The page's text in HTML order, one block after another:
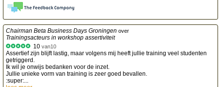
Chairman Beta Business Days Groningen over
Trainingsacteurs in workshop assertiviteit
10van10
Assertief zijn blijft lastig, maar volgens mij heeft jullie training veel studenten
getriggerd.
Ik wil je onwijs bedanken voor de inzet.
Jullie unieke vorm van training is zeer goed bevallen.
:super:...